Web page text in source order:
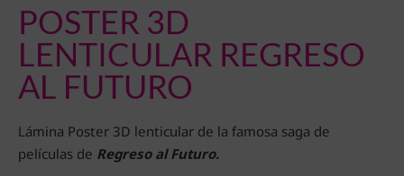
POSTER 3D
LENTICULAR REGRESO
AL FUTURO
Lámina Poster 3D lenticular de la famosa saga de
películas de Regreso al Futuro.